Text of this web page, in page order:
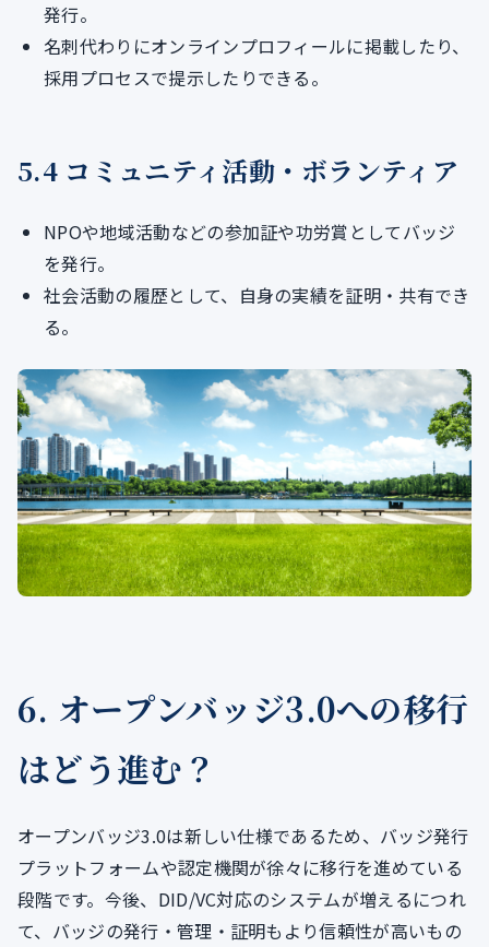
発行。
名刺代わりにオンラインプロフィールに掲載したり、
採用プロセスで提示したりできる。
5.4 コミュニティ活動・ボランティア
NPOや地域活動などの参加証や功労賞としてバッジ
を発行。
社会活動の履歴として、自身の実績を証明・共有でき
る。
6. オープンバッジ3.0への移行
はどう進む？
オープンバッジ3.0は新しい仕様であるため、バッジ発行
プラットフォームや認定機関が徐々に移行を進めている
段階です。今後、DID/VC対応のシステムが増えるにつれ
て、バッジの発行・管理・証明もより信頼性が高いもの